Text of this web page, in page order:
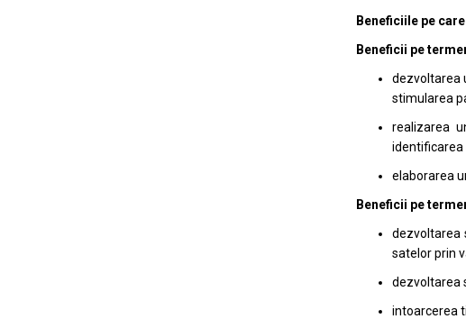
Beneficiile pe
Beneficii pe
dezvoltarea
stimularea
realizarea
identificarea
elaborarea
Beneficii pe
dezvoltarea
satelor prin
dezvoltarea
intoarcerea